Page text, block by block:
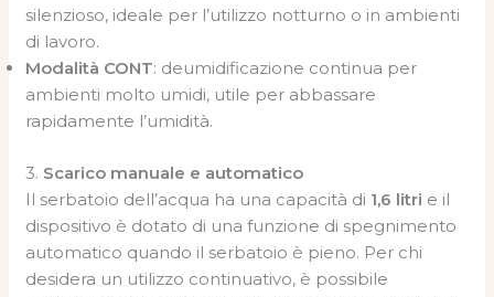
silenzioso, ideale per l’utilizzo notturno o in ambienti
di lavoro.
Modalità CONT: deumidificazione continua per
ambienti molto umidi, utile per abbassare
rapidamente l’umidità.
3. Scarico manuale e automatico
Il serbatoio dell’acqua ha una capacità di 1,6 litri e il
dispositivo è dotato di una funzione di spegnimento
automatico quando il serbatoio è pieno. Per chi
desidera un utilizzo continuativo, è possibile